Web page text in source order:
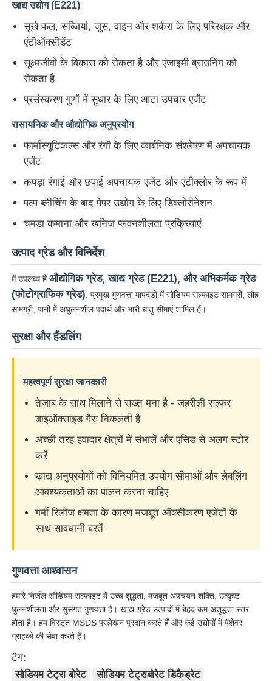
हमारे बारे में
फैक्टरी यात्रा
हमसे संपर्क करें
समाचार
सभी मामलों
पर्सल्फेट्स
क्लोराइड
पेट्रोलियम योजक
रासायनिक भराव
खनिज प्रक्रिया रसायन
खाद्य योज्य
धातुकर्म रसायन
जल उपचार एजेंट
दैनिक उपयोग के लिए रसायन
खाद्य उद्योग (E221)
सूखे फल, सब्जियां, जूस, वाइन और शर्करा के लिए परिरक्षक और
एंटीऑक्सीडेंट
सूक्ष्मजीवों के विकास को रोकता है और एंजाइमी ब्राउनिंग को
रोकता है
प्रसंस्करण गुणों में सुधार के लिए आटा उपचार एजेंट
रासायनिक और औद्योगिक अनुप्रयोग
फार्मास्यूटिकल्स और रंगों के लिए कार्बनिक संश्लेषण में अपचायक
एजेंट
कपड़ा रंगाई और छपाई अपचायक एजेंट और एंटीक्लोर के रूप में
पल्प ब्लीचिंग के बाद पेपर उद्योग के लिए डिक्लोरीनेशन
चमड़ा कमाना और खनिज प्लवनशीलता प्रक्रियाएं
उत्पाद ग्रेड और विनिर्देश
में उपलब्ध हैऔद्योगिक ग्रेड, खाद्य ग्रेड (E221), और अभिकर्मक ग्रेड
(फोटोग्राफिक ग्रेड) . प्रमुख गुणवत्ता मापदंडों में सोडियम सल्फाइट सामग्री, लौह
सामग्री, पानी में अघुलनशील पदार्थ और भारी धातु सीमाएं शामिल हैं।
सुरक्षा और हैंडलिंग
महत्वपूर्ण सुरक्षा जानकारी
तेजाब के साथ मिलाने से सख्त मना है - जहरीली सल्फर
डाइऑक्साइड गैस निकलती है
अच्छी तरह हवादार क्षेत्रों में संभालें और एसिड से अलग स्टोर
करें
खाद्य अनुप्रयोगों को विनियमित उपयोग सीमाओं और लेबलिंग
आवश्यकताओं का पालन करना चाहिए
गर्मी रिलीज क्षमता के कारण मजबूत ऑक्सीकरण एजेंटों के
साथ सावधानी बरतें
गुणवत्ता आश्वासन
हमारे निर्जल सोडियम सल्फाइट में उच्च शुद्धता, मजबूत अपचयन शक्ति, उत्कृष्ट
घुलनशीलता और सुसंगत गुणवत्ता है। खाद्य-ग्रेड उत्पादों में बेहद कम अशुद्धता स्तर
होता है। हम विस्तृत MSDS प्रलेखन प्रदान करते हैं और कई उद्योगों में पेशेवर
ग्राहकों की सेवा करते हैं।
टैग:
सोडियम टेट्रा बोरेट
सोडियम टेट्राबोरेट डिकैड्रेट